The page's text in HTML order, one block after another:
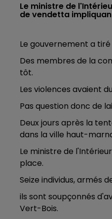
10h00 -
LE TICKET
Le ministre de
de vendetta
Le gouvernement a
Des membres de la
tôt.
Les violences avaient
Pas question donc de
Deux jours après la
dans la ville haut-
Le ministre de
place.
Seize individus, armés
ils sont soupçonnés
Vert-Bois.